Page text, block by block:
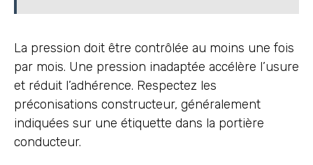
La pression doit être contrôlée au moins une fois
par mois. Une pression inadaptée accélère l’usure
et réduit l’adhérence. Respectez les
préconisations constructeur, généralement
indiquées sur une étiquette dans la portière
conducteur.